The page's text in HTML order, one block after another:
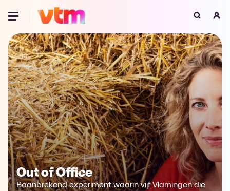
Voor je onze programma's gaat ontdekken,
best je browser updaten of hieronder één
van de ondersteunde browsers
downloaden.
Google Chrome Download
Firefox Download
Safari Download
Microsoft Edge Download
Out of Office
Baanbrekend experiment waarin vijf Vlamingen die